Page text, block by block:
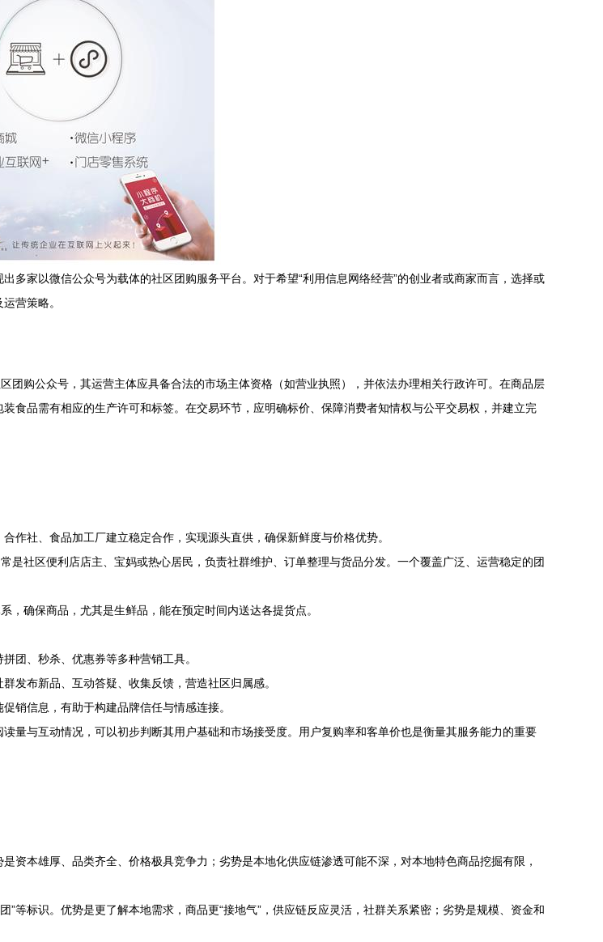
多家以微信公众号为载体的社区团购服务平台。对于希望“利用信息网络经营”的创业者或商家而言，选择或
营策略。
团购公众号，其运营主体应具备合法的市场主体资格（如营业执照），并依法办理相关行政许可。在商品层
食品需有相应的生产许可和标签。在交易环节，应明确标价、保障消费者知情权与公平交易权，并建立完
作社、食品加工厂建立稳定合作，实现源头直供，确保新鲜度与价格优势。
是社区便利店店主、宝妈或热心居民，负责社群维护、订单整理与货品分发。一个覆盖广泛、运营稳定的团
确保商品，尤其是生鲜品，能在预定时间内送达各提货点。
团、秒杀、优惠券等多种营销工具。
发布新品、互动答疑、收集反馈，营造社区归属感。
销信息，有助于构建品牌信任与情感连接。
量与互动情况，可以初步判断其用户基础和市场接受度。用户复购率和客单价也是衡量其服务能力的重要
资本雄厚、品类齐全、价格极具竞争力；劣势是本地化供应链渗透可能不深，对本地特色商品挖掘有限，
”等标识。优势是更了解本地需求，商品更“接地气”，供应链反应灵活，社群关系紧密；劣势是规模、资金和